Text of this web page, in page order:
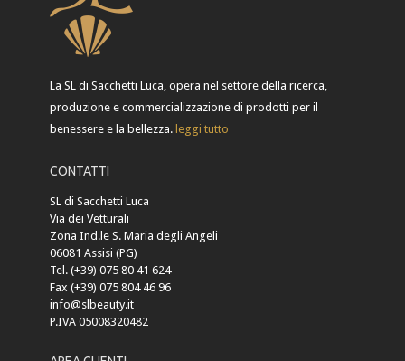
La SL di Sacchetti Luca, opera nel settore della ricerca,
produzione e commercializzazione di prodotti per il
benessere e la bellezza. leggi tutto
CONTATTI
SL di Sacchetti Luca
Via dei Vetturali
Zona Ind.le S. Maria degli Angeli
06081 Assisi (PG)
Tel. (+39) 075 80 41 624
Fax (+39) 075 804 46 96
info@slbeauty.it
P.IVA 05008320482